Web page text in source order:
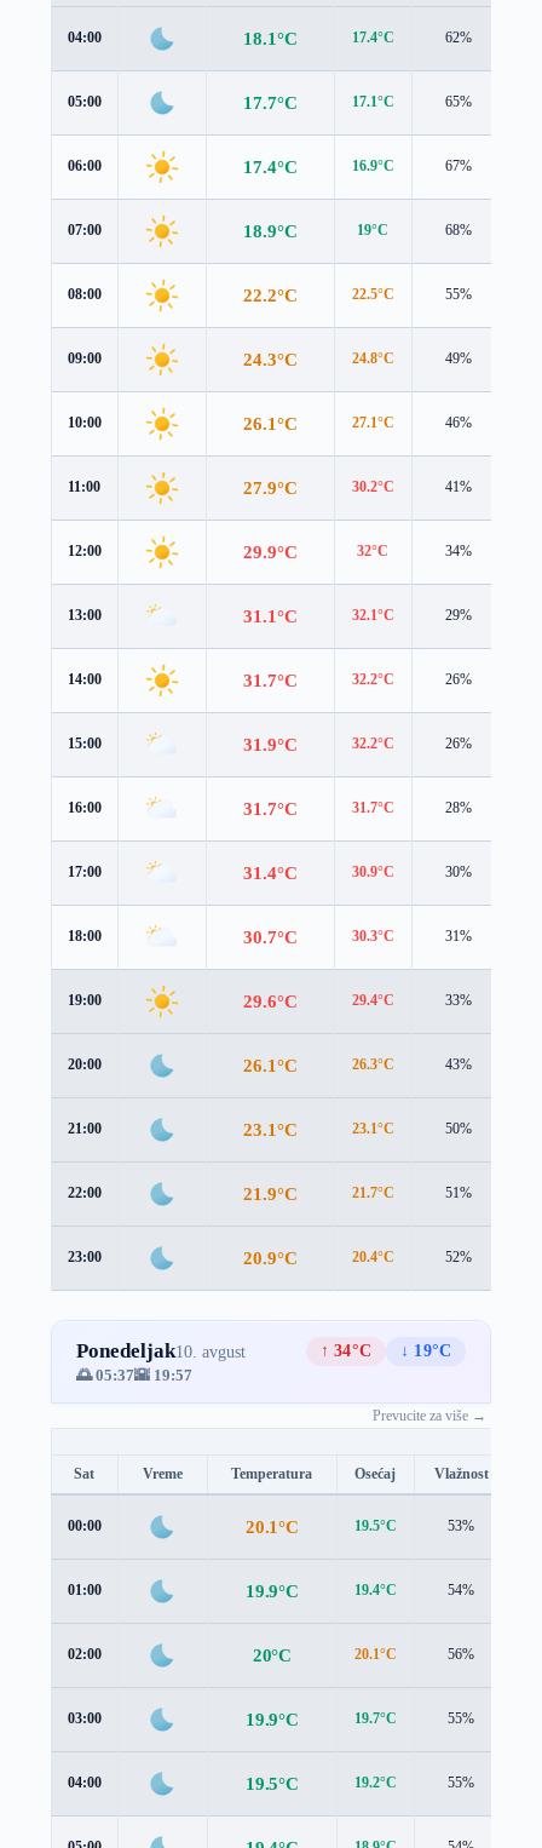
04:00 18.1°C 17.4°C 62%
05:00 17.7°C 17.1°C 65%
06:00 17.4°C 16.9°C 67%
07:00 18.9°C 19°C 68%
08:00 22.2°C 22.5°C 55%
09:00 24.3°C 24.8°C 49%
10:00 26.1°C 27.1°C 46%
11:00 27.9°C 30.2°C 41%
12:00 29.9°C 32°C 34%
13:00 31.1°C 32.1°C 29%
14:00 31.7°C 32.2°C 26%
15:00 31.9°C 32.2°C 26%
16:00 31.7°C 31.7°C 28%
17:00 31.4°C 30.9°C 30%
18:00 30.7°C 30.3°C 31%
19:00 29.6°C 29.4°C 33%
20:00 26.1°C 26.3°C 43%
21:00 23.1°C 23.1°C 50%
22:00 21.9°C 21.7°C 51%
23:00 20.9°C 20.4°C 52%
Ponedeljak10. avgust ↑ 34°C
↓ 19°C
🌅 05:37🌇 19:57
Prevucite za više →
Sat Vreme Temperatura Osećaj Vlažnost
00:00 20.1°C 19.5°C 53%
01:00 19.9°C 19.4°C 54%
02:00 20°C 20.1°C 56%
03:00 19.9°C 19.7°C 55%
04:00 19.5°C 19.2°C 55%